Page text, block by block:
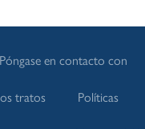
Póngase en contacto con
tratos Políticas